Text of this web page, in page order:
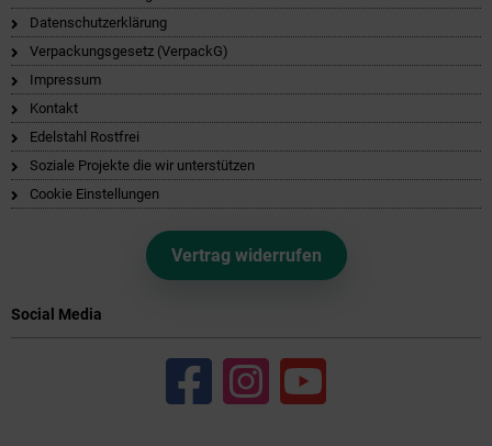
Datenschutzerklärung
Verpackungsgesetz (VerpackG)
Impressum
Kontakt
Edelstahl Rostfrei
Soziale Projekte die wir unterstützen
Cookie Einstellungen
Vertrag widerrufen
Social Media